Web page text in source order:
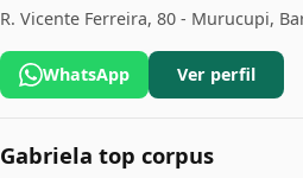
R. Vicente Ferreira, 80 - Murucupi,
WhatsApp Ver perfil
Gabriela top corpus